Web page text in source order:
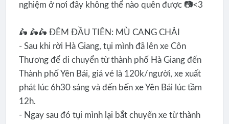
nghiệm ở nơi đây không thể nào quên được 📷<3
🛵 🛵🛵 ĐÊM ĐẦU TIÊN: MÙ CANG CHẢI
- Sau khi rời Hà Giang, tụi mình đã lên xe Côn
Thương để di chuyển từ thành phố Hà Giang đến
Thành phố Yên Bái, giá vé là 120k/người, xe xuất
phát lúc 6h30 sáng và đến bến xe Yên Bái lúc tầm
12h.
- Ngay sau đó tụi mình lại bắt chuyến xe từ thành